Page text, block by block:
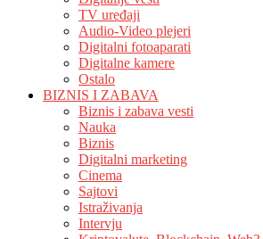
TV uređaji
Audio-Video plejeri
Digitalni fotoaparati
Digitalne kamere
Ostalo
BIZNIS I ZABAVA
Biznis i zabava vesti
Nauka
Biznis
Digitalni marketing
Cinema
Sajtovi
Istraživanja
Intervju